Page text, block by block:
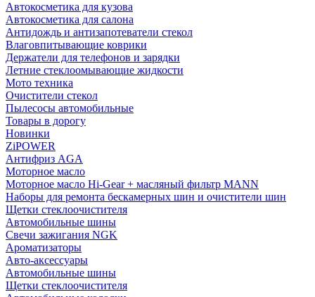
Автокосметика для кузова
Автокосметика для салона
Антидождь и антизапотеватели стекол
Влаговпитывающие коврики
Держатели для телефонов и зарядки
Летние стеклоомывающие жидкости
Мото техника
Очистители стекол
Пылесосы автомобильные
Товары в дорогу
Новинки
ZiPOWER
Антифриз AGA
Моторное масло
Моторное масло Hi-Gear + масляный фильтр MANN
Наборы для ремонта бескамерных шин и очистители шин
Щетки стеклоочистителя
Автомобильные шины
Свечи зажигания NGK
Ароматизаторы
Авто-аксессуары
Автомобильные шины
Щетки стеклоочистителя